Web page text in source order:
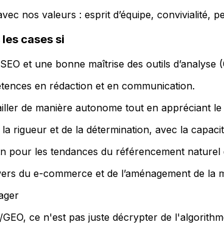
nos valeurs : esprit d’équipe, convivialité,
cases si
et une bonne maîtrise des outils
en rédaction et en communication.
de manière autonome tout en appréciant
la rigueur et de la détermination, avec la
pour les tendances du référencement
du e-commerce et de l’aménagement de la
ce n'est pas juste décrypter de